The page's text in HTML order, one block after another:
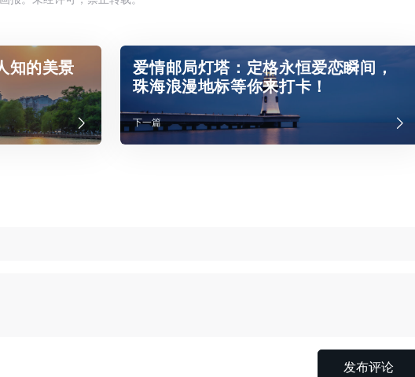
知的美景
爱情邮局灯塔：定格永恒爱恋瞬间，
珠海浪漫地标等你来打卡！
下一篇